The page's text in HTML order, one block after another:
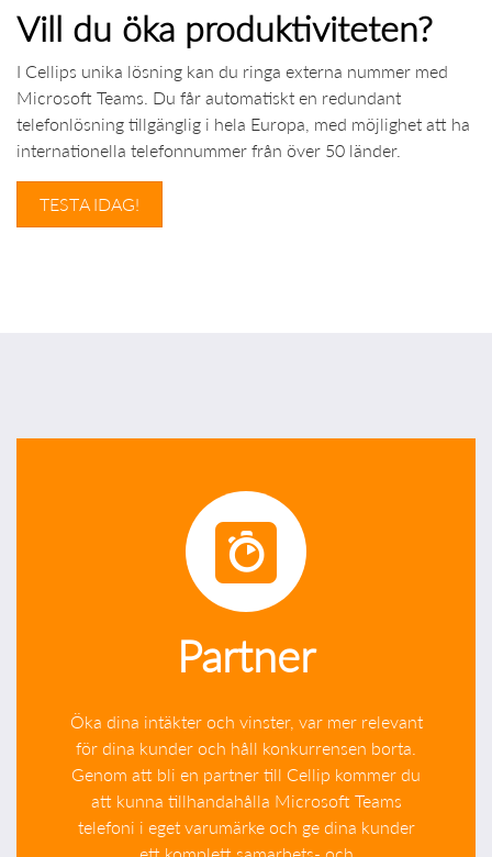
Vill du öka produktiviteten?
I Cellips unika lösning kan du ringa externa nummer med
Microsoft Teams. Du får automatiskt en redundant
telefonlösning tillgänglig i hela Europa, med möjlighet att ha
internationella telefonnummer från över 50 länder.
TESTA IDAG!
Partner
Öka dina intäkter och vinster, var mer relevant
för dina kunder och håll konkurrensen borta.
Genom att bli en partner till Cellip kommer du
att kunna tillhandahålla Microsoft Teams
telefoni i eget varumärke och ge dina kunder
ett komplett samarbets- och